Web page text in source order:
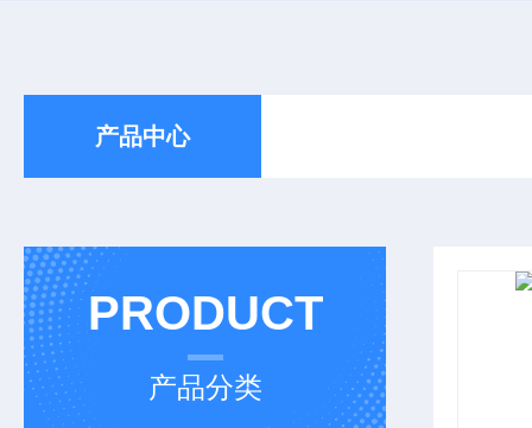
产品中心
PRODUCT
产品分类